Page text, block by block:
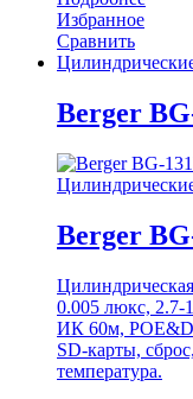
Избранное
Сравнить
Berger
Berger
0.005 люкс, 2.7-
ИК 60м,
SD-карты,
температура.